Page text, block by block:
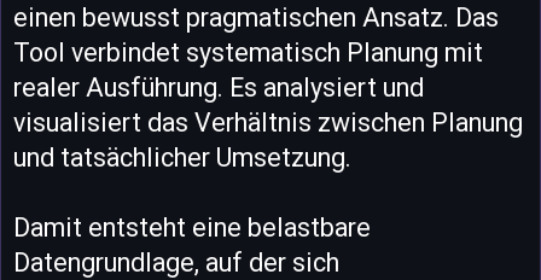
einen bewusst pragmatischen Ansatz. Das
Tool verbindet systematisch Planung mit
realer Ausführung. Es analysiert und
visualisiert das Verhältnis zwischen Planung
und tatsächlicher Umsetzung.
Damit entsteht eine belastbare
Datengrundlage, auf der sich